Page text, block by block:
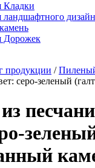
Кладки
ландшафтного
Дорожек
продукции /
серо-зеленый